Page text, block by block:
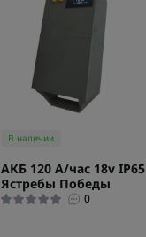
В наличии
АКБ 120 А/час 18v IP65
Ястребы Победы
0